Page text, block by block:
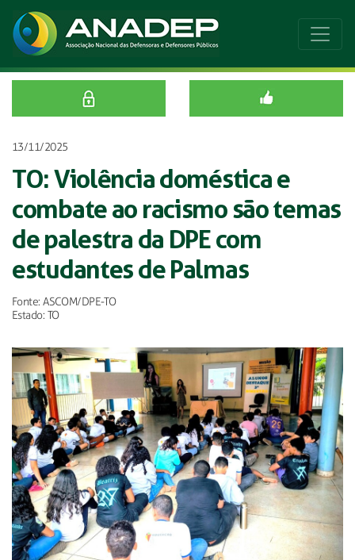
13/11/2025
TO: Violência doméstica e
combate ao racismo são temas
de palestra da DPE com
estudantes de Palmas
Fonte: ASCOM/DPE-TO
Estado: TO